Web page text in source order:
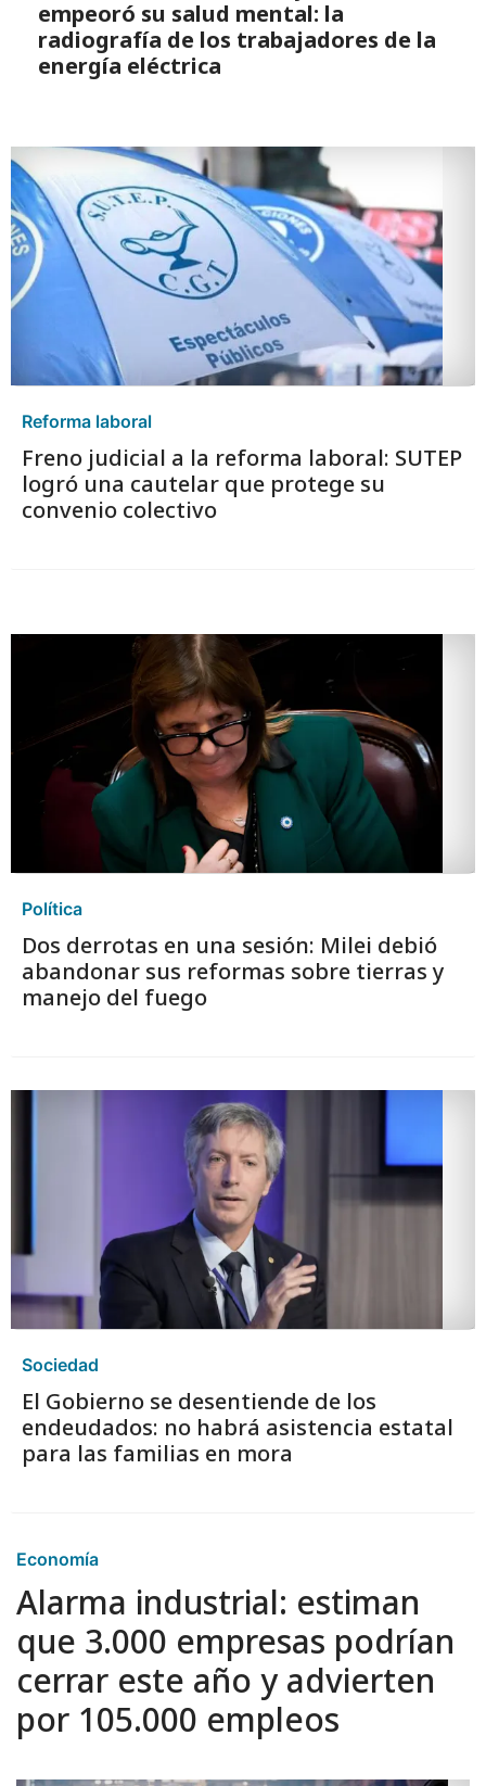
empeoró su salud mental: la
radiografía de los trabajadores de la
energía eléctrica
Reforma laboral
Freno judicial a la reforma laboral: SUTEP
logró una cautelar que protege su
convenio colectivo
Política
Dos derrotas en una sesión: Milei debió
abandonar sus reformas sobre tierras y
manejo del fuego
Sociedad
El Gobierno se desentiende de los
endeudados: no habrá asistencia estatal
para las familias en mora
Economía
Alarma industrial: estiman
que 3.000 empresas podrían
cerrar este año y advierten
por 105.000 empleos